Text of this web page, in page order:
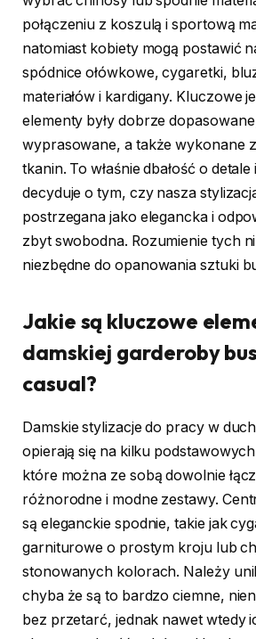
połączeniu z koszulą i sportową
natomiast kobiety mogą postawić
spódnice ołówkowe, cygaretki,
materiałów i kardigany. Kluczowe
elementy były dobrze
wyprasowane, a także wykonane
tkanin. To właśnie dbałość o
decyduje o tym, czy nasza
postrzegana jako elegancka i
zbyt swobodna. Rozumienie tych
niezbędne do opanowania sztuki
Jakie są kluczowe
damskiej garderoby
casual?
Damskie stylizacje do pracy w
opierają się na kilku
które można ze sobą dowolnie
różnorodne i modne zestawy.
są eleganckie spodnie, takie jak
garniturowe o prostym kroju lub
stonowanych kolorach. Należy
chyba że są to bardzo ciemne,
bez przetarć, jednak nawet wtedy